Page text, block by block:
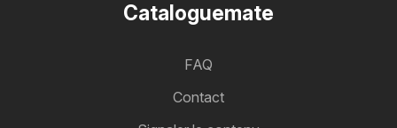
Cataloguemate
FAQ
Contact